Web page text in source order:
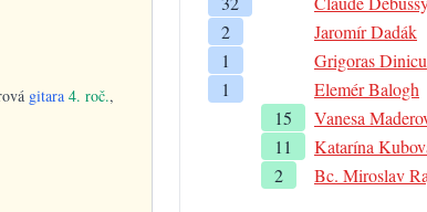
gitara 4. roč.,
2
Jaromír Dadák
1
Grigoras Dinicu
1
Elemér Balogh
15
Vanesa
11
Katarína
2
Bc. Miroslav